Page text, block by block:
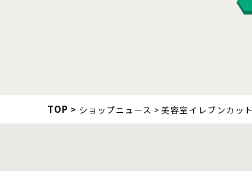
TOP ショップニュース 美容室イレブンカット